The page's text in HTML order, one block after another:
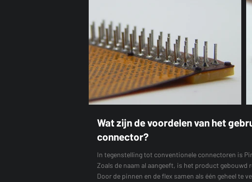
Wat zijn de voordelen van het
connector?
In tegenstelling tot conventionele connectoren is
Zoals de naam al aangeeft, is het product
Door de pinnen en de flex samen als één geheel te